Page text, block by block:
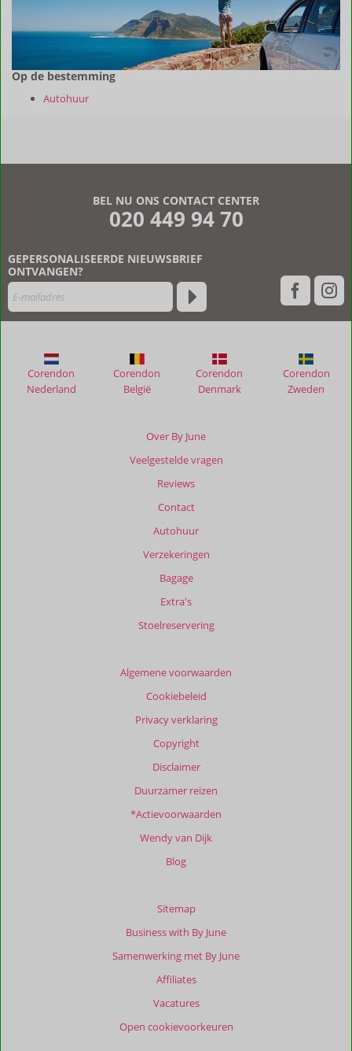
Op de bestemming
Autohuur
BEL NU ONS CONTACT CENTER
020 449 94 70
GEPERSONALISEERDE NIEUWSBRIEF
ONTVANGEN?
Over By June
Veelgestelde vragen
Reviews
Contact
Autohuur
Verzekeringen
Bagage
Extra's
Stoelreservering
Algemene voorwaarden
Cookiebeleid
Privacy verklaring
Copyright
Disclaimer
Duurzamer reizen
*Actievoorwaarden
Wendy van Dijk
Blog
Sitemap
Business with By June
Samenwerking met By June
Affiliates
Vacatures
Open cookievoorkeuren
Corendon
Nederland
Corendon
België
Corendon
Denmark
Corendon
Zweden